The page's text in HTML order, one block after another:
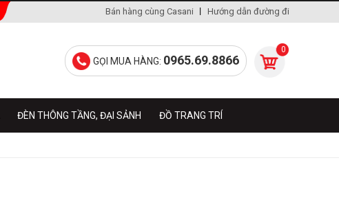
Hướng dẫn đường đi
Bán hàng cùng Casani
0
GỌI MUA HÀNG: 0965.69.8866
ĐÈN THÔNG TẦNG, ĐẠI SẢNH ĐỒ TRANG TRÍ